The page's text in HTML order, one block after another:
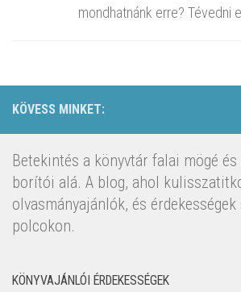
mondhatnánk erre? Tévedni
KÖVESS MINKET:
Betekintés a könyvtár falai mögé és
borítói alá. A blog, ahol
olvasmányajánlók, és
polcokon.
KÖNYVAJÁNLÓI ÉRDEKESSÉGEK